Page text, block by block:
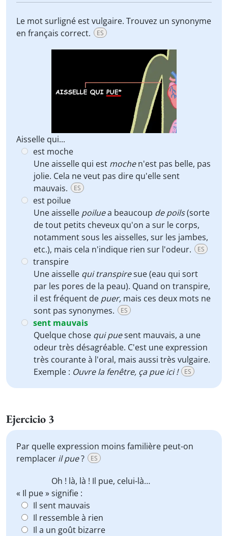
Le mot surligné est vulgaire. Trouvez un synonyme
en français correct.
ES
Aisselle qui...
est moche
Une aisselle qui est mochen'est pas belle, pas
jolie. Cela ne veut pas dire qu'elle sent
mauvais.
ES
est poilue
Une aisselle poiluea beaucoup de poils(sorte
de tout petits cheveux qu'on a sur le corps,
notamment sous les aisselles, sur les jambes,
etc.), mais cela n'indique rien sur l'odeur.
ES
transpire
Une aisselle qui transpiresue (eau qui sort
par les pores de la peau). Quand on transpire,
il est fréquent de puer, mais ces deux mots ne
sont pas synonymes.
ES
sent mauvais
Quelque chose qui puesent mauvais, a une
odeur très désagréable. C'est une expression
très courante à l'oral, mais aussi très vulgaire.
Exemple : Ouvre la fenêtre, ça pue ici ! ES
Ejercicio 3
Par quelle expression moins familière peut-on
remplacer il pue? ES
Oh ! là, là ! Il pue, celui-là…
« Il pue » signifie :
Il sent mauvais
Il ressemble à rien
Il a un goût bizarre